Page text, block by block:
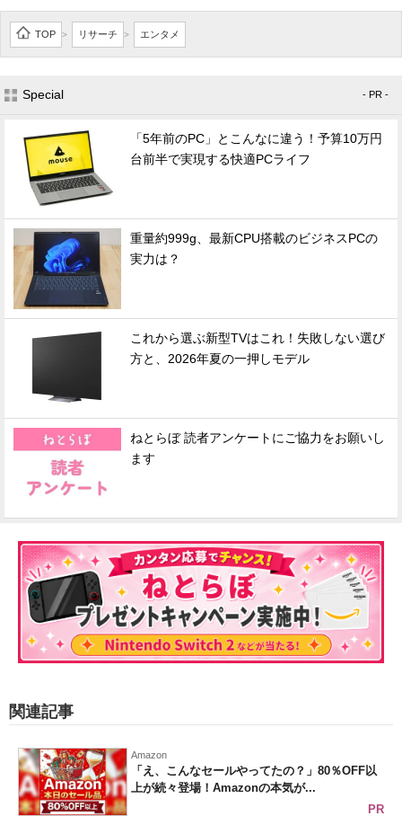
TOP > リサーチ > エンタメ
Special - PR -
「5年前のPC」とこんなに違う！予算10万円
台前半で実現する快適PCライフ
重量約999g、最新CPU搭載のビジネスPCの
実力は？
これから選ぶ新型TVはこれ！失敗しない選び
方と、2026年夏の一押しモデル
ねとらぼ 読者アンケートにご協力をお願いし
ます
関連記事
Amazon
「え、こんなセールやってたの？」80％OFF以
上が続々登場！Amazonの本気が...
PR